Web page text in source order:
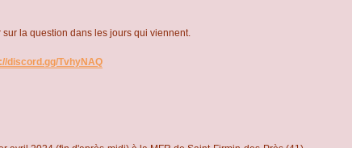
la question dans les jours qui viennent.
discord.gg/TvhyNAQ